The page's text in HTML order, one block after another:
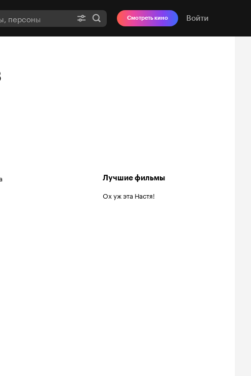
Смотреть кино Войти
Лучшие фильмы
Ох уж эта Настя!